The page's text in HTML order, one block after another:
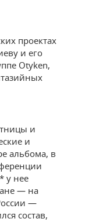
проектах
и его
Otyken,
и
и
альбома, в
у нее
— на
—
состав,